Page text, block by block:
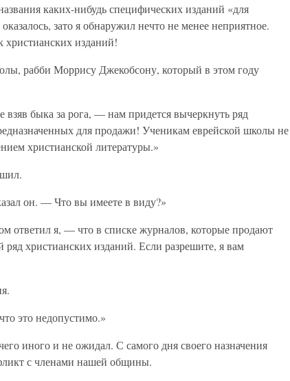
каких-нибудь специфических изданий «для
зато я обнаружил нечто не менее неприятное.
христианских изданий!
рабби Моррису Джекобсону, который в этом году
быка за рога, — нам придется вычеркнуть ряд
для продажи! Ученикам еврейской школы не
христианской литературы.»
он. — Что вы имеете в виду?»
ответил я, — что в списке журналов, которые продают
христианских изданий. Если разрешите, я вам
это недопустимо.»
иного и не ожидал. С самого дня своего назначения
с членами нашей общины.